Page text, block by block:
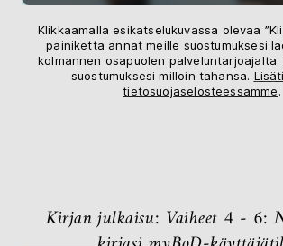
Klikkaamalla esikatselukuvassa olevaa
painiketta annat meille suostumuksesi
kolmannen osapuolen
suostumuksesi milloin tahansa.
tietosuojaselosteessamme.
Kirjan julkaisu: Vaiheet 4 - 6: